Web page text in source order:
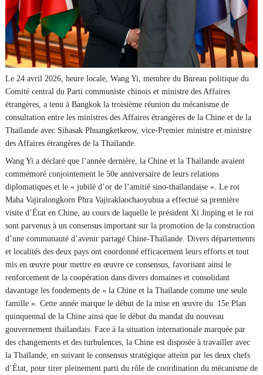
Le 24 avril 2026, heure locale, Wang Yi, membre du Bureau politique du
Comité central du Parti communiste chinois et ministre des Affaires
étrangères, a tenu à Bangkok la troisième réunion du mécanisme de
consultation entre les ministres des Affaires étrangères de la Chine et de la
Thaïlande avec Sihasak Phuangketkeow, vice-Premier ministre et ministre
des Affaires étrangères de la Thaïlande.
Wang Yi a déclaré que l’année dernière, la Chine et la Thaïlande avaient
commémoré conjointement le 50e anniversaire de leurs relations
diplomatiques et le « jubilé d’or de l’amitié sino-thaïlandaise ». Le roi
Maha Vajiralongkorn Phra Vajiraklaochaoyuhua a effectué sa première
visite d’État en Chine, au cours de laquelle le président Xi Jinping et le roi
sont parvenus à un consensus important sur la promotion de la construction
d’une communauté d’avenir partagé Chine-Thaïlande. Divers départements
et localités des deux pays ont coordonné efficacement leurs efforts et tout
mis en œuvre pour mettre en œuvre ce consensus, favorisant ainsi le
renforcement de la coopération dans divers domaines et consolidant
davantage les fondements de « la Chine et la Thaïlande comme une seule
famille ». Cette année marque le début de la mise en œuvre du 15e Plan
quinquennal de la Chine ainsi que le début du mandat du nouveau
gouvernement thaïlandais. Face à la situation internationale marquée par
des changements et des turbulences, la Chine est disposée à travailler avec
la Thaïlande, en suivant le consensus stratégique atteint par les deux chefs
d’État, pour tirer pleinement parti du rôle de coordination du mécanisme de